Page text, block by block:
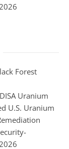
Forest
Uranium
U.S. Uranium